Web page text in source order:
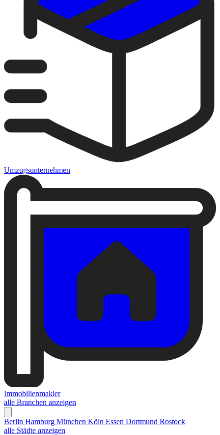
Umzugsunternehmen
Immobilienmakler
alle Branchen anzeigen
Berlin Hamburg München Köln Essen Dortmund Rostock
alle Städte anzeigen